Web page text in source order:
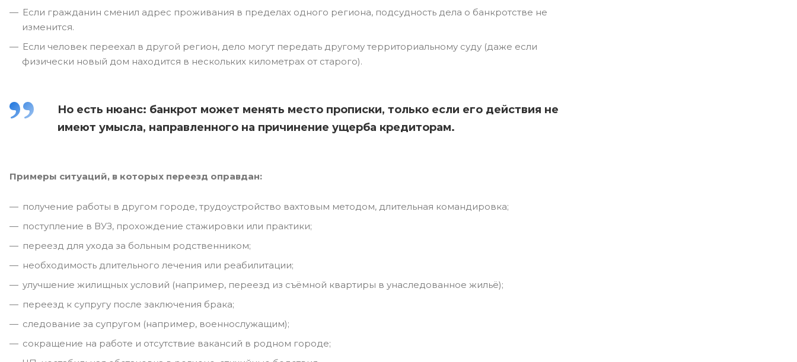
Если гражданин сменил адрес проживания в пределах одного региона, подсудность дела о банкротстве не
изменится.
Если человек переехал в другой регион, дело могут передать другому территориальному суду (даже если
физически новый дом находится в нескольких километрах от старого).
Но есть нюанс: банкрот может менять место прописки, только если его действия не
имеют умысла, направленного на причинение ущерба кредиторам.
Примеры ситуаций, в которых переезд оправдан:
получение работы в другом городе, трудоустройство вахтовым методом, длительная командировка;
поступление в ВУЗ, прохождение стажировки или практики;
переезд для ухода за больным родственником;
необходимость длительного лечения или реабилитации;
улучшение жилищных условий (например, переезд из съёмной квартиры в унаследованное жильё);
переезд к супругу после заключения брака;
следование за супругом (например, военнослужащим);
сокращение на работе и отсутствие вакансий в родном городе;